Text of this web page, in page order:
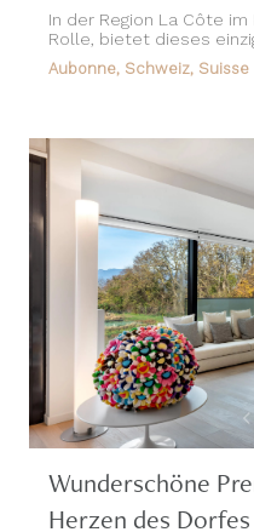
In der Region La Côte
Rolle, bietet dieses
Aubonne, Schweiz, Suisse
Wunderschöne
Herzen des